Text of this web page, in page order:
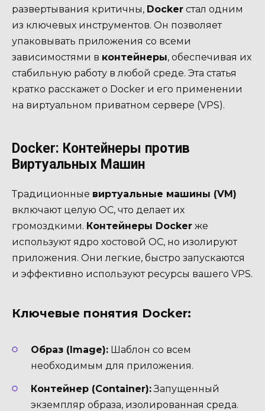
развертывания критичны, Docker стал одним
из ключевых инструментов. Он позволяет
упаковывать приложения со всеми
зависимостями в контейнеры, обеспечивая их
стабильную работу в любой среде. Эта статья
кратко расскажет о Docker и его применении
на виртуальном приватном сервере (VPS).
Docker: Контейнеры против
Виртуальных Машин
Традиционные виртуальные машины (VM)
включают целую ОС, что делает их
громоздкими. Контейнеры Docker же
используют ядро хостовой ОС, но изолируют
приложения. Они легкие, быстро запускаются
и эффективно используют ресурсы вашего VPS.
Ключевые понятия Docker:
Образ (Image): Шаблон со всем
необходимым для приложения.
Контейнер (Container):Запущенный
экземпляр образа, изолированная среда.